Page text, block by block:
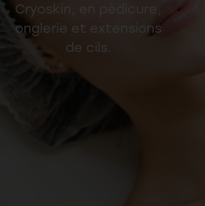
Cryoskin , en pédicure,
onglerie et extensions
de cils.